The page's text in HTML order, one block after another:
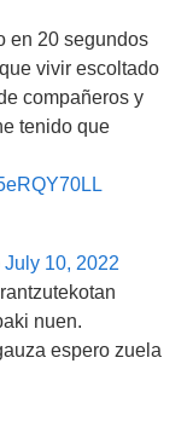
en 20 segundos
vivir escoltado
compañeros y
tenido que
July 10, 2022
nuen.
espero zuela